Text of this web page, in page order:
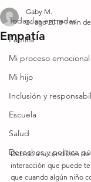
Todas las entradas
Familia
Mi proceso emocional
Mi hijo
Inclusión y
Escuela
Salud
Derechos y política
Empatía
Gaby M.
24 ago 2018 1 min
Debido a la condición de
interacción que puede
que cuando algún niño